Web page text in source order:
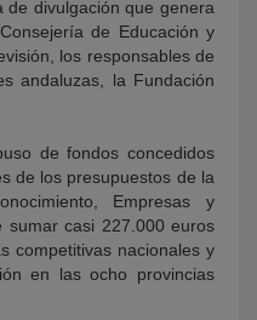
de divulgación que genera
de Educación y
los responsables de
andaluzas, la Fundación
de fondos concedidos
de los presupuestos de la
Empresas y
sumar casi 227.000 euros
competitivas nacionales y
en las ocho provincias